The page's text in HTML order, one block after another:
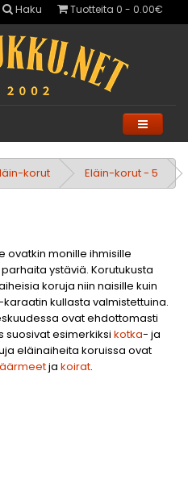
Haku Tuotteita 0 - 0.00€
korut Eläin-korut - 5
ovatkin monille ihmisille
ystäviä. Korutukusta
koruja niin naisille kuin
kullasta valmistettuina.
ovat ehdottomasti
suosivat esimerkiksi kotka- ja
eläinaiheita koruissa ovat
ja koirat.